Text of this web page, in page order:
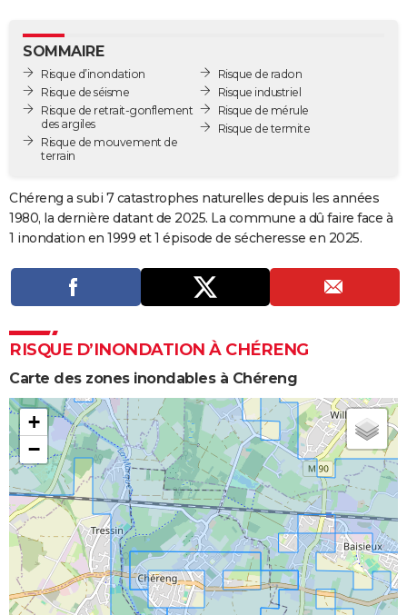
GUIDES D'ACHAT
BONS PLANS
CARTE DE VOEUX
Carte de Noël
Carte Bonne année
Carte Saint-Valentin
Carte Pâques
Carte d'anniversaire
Dictionnaire
Biographies
Citations
Expressions
Proverbes
PROGRAMME TV
COPAINS D'AVANT
Se connecter
Collèges
Universités
Entreprises
Service militaire
Avis de recherche
AVIS DE DÉCÈS
Bricolage
Lifestyle
Culture
Sport
Auto
Television
Voyage
Cinema
SOMMAIRE
Risque d’inondation
Risque de séisme
Risque de retrait-gonflement
des argiles
Risque de mouvement de
terrain
Risque de radon
Risque industriel
Risque de mérule
Risque de termite
Chéreng a subi 7 catastrophes naturelles depuis les années
1980, la dernière datant de 2025. La commune a dû faire face à
1 inondation en 1999 et 1 épisode de sécheresse en 2025.
RISQUE D’INONDATION À CHÉRENG
Carte des zones inondables à Chéreng
+
−